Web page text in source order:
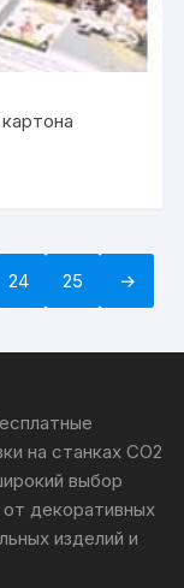
24 25 →
на станках CO2
выбор
декоративных
изделий и